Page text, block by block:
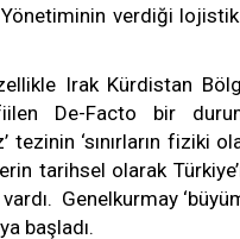
verdiği
Irak Kürdistan
De-Facto bir
‘sınırların fiziki
tarihsel olarak
Genelkurmay
başladı.